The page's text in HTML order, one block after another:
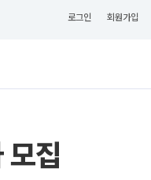
로그인 회원가입
모집